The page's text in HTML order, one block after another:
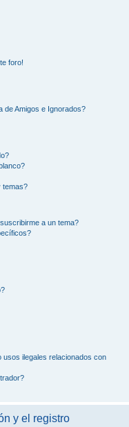
foro!
de Amigos e Ignorados?
temas?
a un tema?
ilegales relacionados con
y el registro